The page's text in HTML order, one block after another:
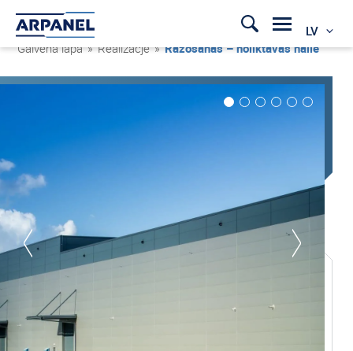
LV
Galvenā lapa » Realizacje »Ražošanas – noliktavas halle